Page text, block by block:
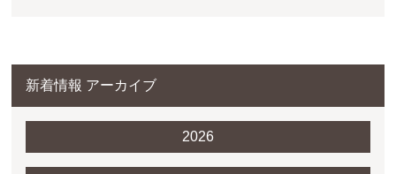
新着情報 アーカイブ
2026